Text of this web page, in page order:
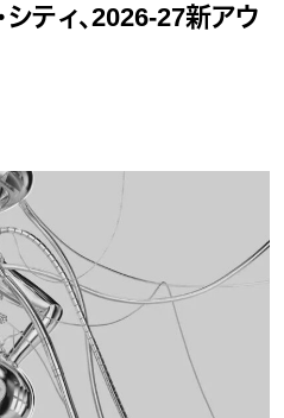
ティ、2026-27新アウ